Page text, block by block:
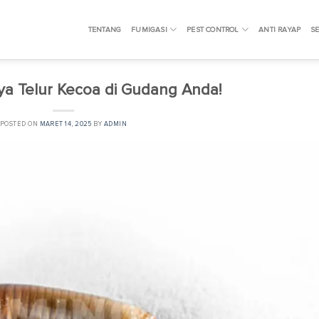
TENTANG FUMIGASI PEST CONTROL ANTI RAYAP
Telur Kecoa di Gudang Anda!
POSTED ON MARET 14, 2025 BY ADMIN